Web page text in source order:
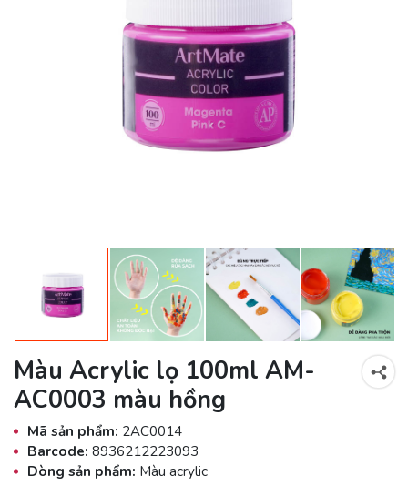
Màu Acrylic lọ 100ml AM-
AC0003 màu hồng
Mã sản phẩm: 2AC0014
Barcode: 8936212223093
Dòng sản phẩm: Màu acrylic